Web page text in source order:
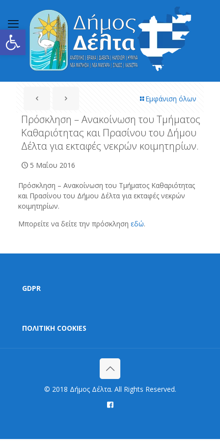
Ανοίξτε τη γραμμή εργαλείων
Εμφάνιση όλων
Πρόσκληση – Ανακοίνωση του Τμήματος
Καθαριότητας και Πρασίνου του Δήμου
Δέλτα για εκταφές νεκρών κοιμητηρίων.
5 Μαΐου 2016
Πρόσκληση – Ανακοίνωση του Τμήματος Καθαριότητας
και Πρασίνου του Δήμου Δέλτα για εκταφές νεκρών
κοιμητηρίων.
Μπορείτε να δείτε την πρόσκληση εδώ.
GDPR
ΠΟΛΙΤΙΚΗ COOKIES
© 2018 Δήμος Δέλτα. All Rights Reserved.